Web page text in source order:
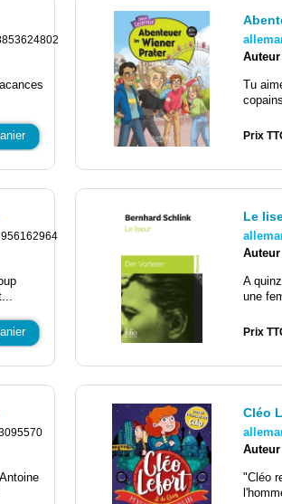
Auteur
Tu
Prix
Le
Auteur
A
une
Prix
Cléo
Auteur
"Cléo